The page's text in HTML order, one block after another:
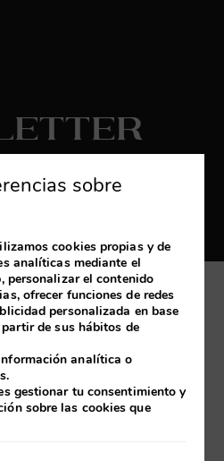
novedades y promociones
Mi reserva
pormirai
Política de cookies
sobre
cookies propias y de
analíticas mediante el
personalizar el contenido
ofrecer funciones de redes
personalizada en base
de sus hábitos de
analítica o
gestionar tu consentimiento y
sobre las cookies que